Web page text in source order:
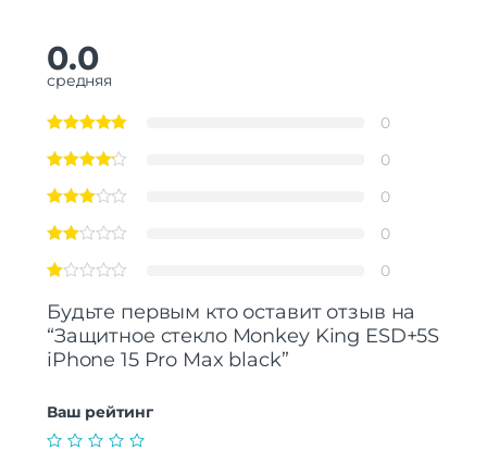
0.0
средняя
0
0
0
0
0
Будьте первым кто оставит отзыв на
“Защитнoe cтекло Monkey King ESD+5S
iPhone 15 Pro Max black”
Ваш рейтинг